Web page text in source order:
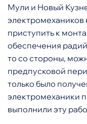
Мули и Новый
электромехаников
приступить к
обеспечения
то со стороны,
предпусковой
только было
электромеханики
выполнили эту